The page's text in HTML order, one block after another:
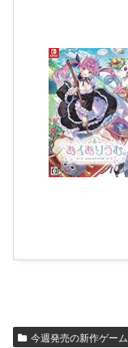
今週発売の新作ゲーム